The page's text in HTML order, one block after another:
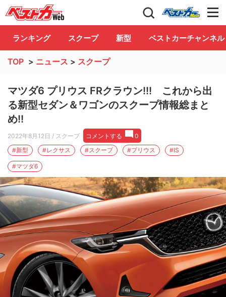
自動車情報誌「ベストカー」 Club
ランキング スクープ 新型 ベストカーチャンネル
TOP > ニュース > スクープ
マツダ6 プリウス FRクラウン!!! これから出
る新型セダン＆ワゴンのスクープ情報総まと
め!!
2022年8月12日 / スクープ コメントする
0
#新型
#レクサス #スクープ #プリウス #IS
#マツダ6